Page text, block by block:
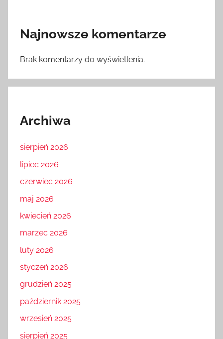
Najnowsze komentarze
Brak komentarzy do wyświetlenia.
Archiwa
sierpień 2026
lipiec 2026
czerwiec 2026
maj 2026
kwiecień 2026
marzec 2026
luty 2026
styczeń 2026
grudzień 2025
październik 2025
wrzesień 2025
sierpień 2025